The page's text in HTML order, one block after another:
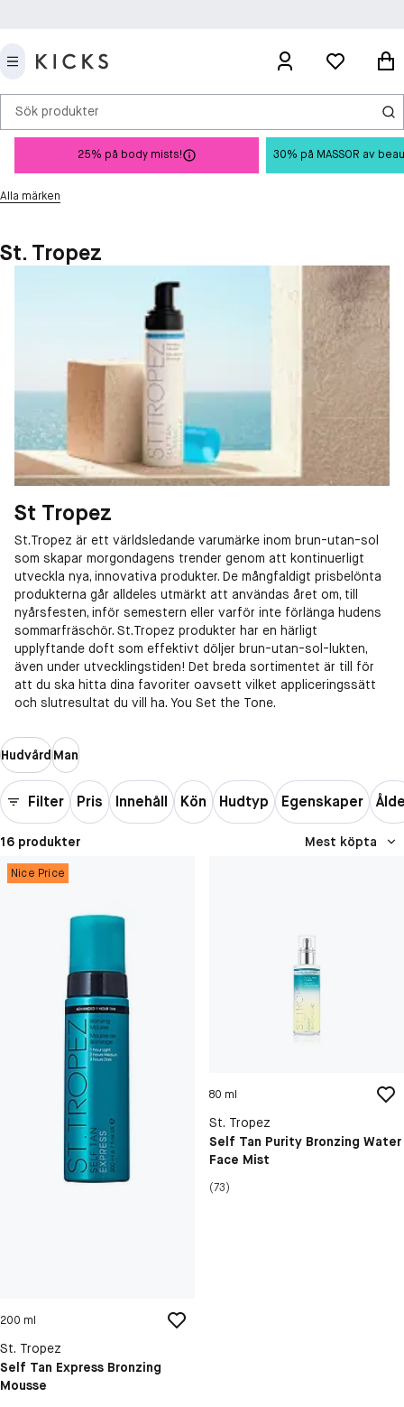
Sök produkter
25% på body mists! 30% på MASSOR av
Alla märken
St. Tropez
St Tropez
St.Tropez är ett världsledande varumärke inom brun-utan-sol
som skapar morgondagens trender genom att kontinuerligt
utveckla nya, innovativa produkter. De mångfaldigt prisbelönta
produkterna går alldeles utmärkt att användas året om, till
nyårsfesten, inför semestern eller varför inte förlänga hudens
sommarfräschör. St.Tropez produkter har en härligt
upplyftande doft som effektivt döljer brun-utan-sol-lukten,
även under utvecklingstiden! Det breda sortimentet är till för
att du ska hitta dina favoriter oavsett vilket appliceringssätt
och slutresultat du vill ha. You Set the Tone.
HudvårdMan
Filter Pris Innehåll Kön Hudtyp Egenskaper
16 produkter Mest köpta
Nice Price
200 ml
St. Tropez
Self Tan Express Bronzing
Mousse
80 ml
St. Tropez
Self Tan Purity Bronzing Water
Face Mist
(73)